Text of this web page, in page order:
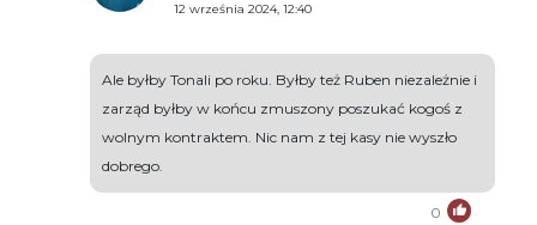
12 września 2024, 12:40
Ale byłby Tonali po roku. Byłby też Ruben niezależnie i
zarząd byłby w końcu zmuszony poszukać kogoś z
wolnym kontraktem. Nic nam z tej kasy nie wyszło
dobrego.
0